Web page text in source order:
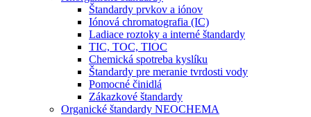
Štandardy prvkov a iónov
Iónová chromatografia (IC)
Ladiace roztoky a interné štandardy
TIC, TOC, TIOC
Chemická spotreba kyslíku
Štandardy pre meranie tvrdosti vody
Pomocné činidlá
Zákazkové štandardy
Organické štandardy NEOCHEMA